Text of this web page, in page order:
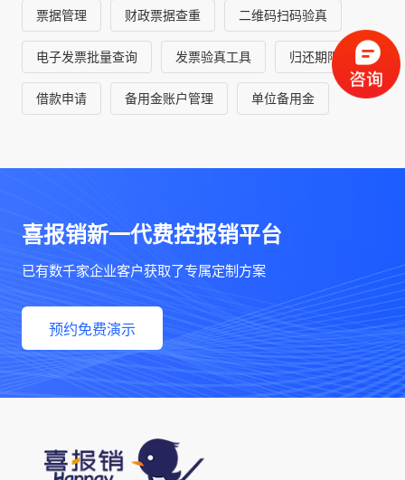
用只需梳理报销流程、配置校验
规则、对接财务系统，并提供电
子化归档与SSL加密等安全保
障。系统帮助企业实现发票全生
命周期
票据管理 财政票据查重 二维码扫码验真
电子发票批量查询 发票验真工具 归还期限
借款申请 备用金账户管理 单位备用金
喜报销新一代费控报销平台
已有数千家企业客户获取了专属定制方案
预约免费演示